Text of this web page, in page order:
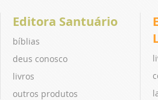
Editora Santuário
bíblias
deus conosco
livros
outros produtos